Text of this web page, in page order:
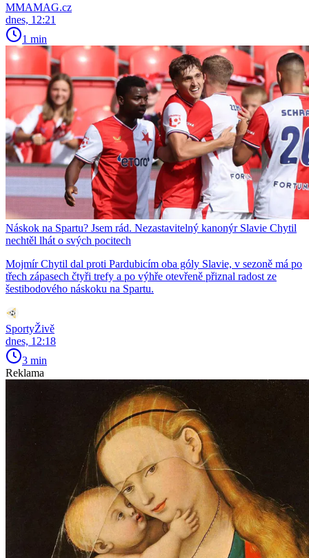
MMAMAG.cz
dnes, 12:21
1 min
Náskok na Spartu? Jsem rád. Nezastavitelný kanonýr Slavie Chytil
nechtěl lhát o svých pocitech
Mojmír Chytil dal proti Pardubicím oba góly Slavie, v sezoně má po
třech zápasech čtyři trefy a po výhře otevřeně přiznal radost ze
šestibodového náskoku na Spartu.
SportyŽivě
dnes, 12:18
3 min
Reklama